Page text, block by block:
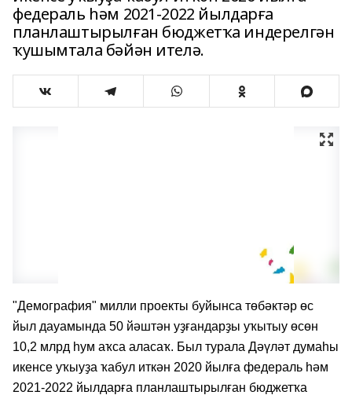
федераль һәм 2021-2022 йылдарға
планлаштырылған бюджетҡа индерелгән
ҡушымтала бәйән ителә.
"Демография" милли проекты буйынса төбәктәр өс
йыл дауамында 50 йәштән уҙғандарҙы уҡытыу өсөн
10,2 млрд һум аҡса аласаҡ. Был турала Дәүләт думаһы
икенсе уҡыуҙа ҡабул иткән 2020 йылға федераль һәм
2021-2022 йылдарға планлаштырылған бюджетҡа